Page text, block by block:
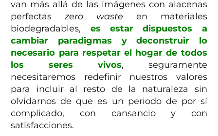
van más allá de las imágenes con alacenas
perfectaszero waste en materiales
biodegradables, es estar dispuestos a
cambiar paradigmas y deconstruir lo
necesario para respetar el hogar de todos
los seres vivos, seguramente
necesitaremos redefinir nuestros valores
para incluir al resto de la naturaleza sin
olvidarnos de que es un periodo de por sí
complicado, con cansancio y con
satisfacciones.